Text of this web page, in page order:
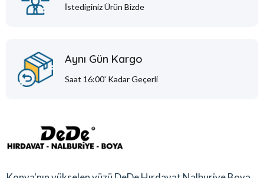
İstediginiz Ürün Bizde
Aynı Gün Kargo
Saat 16:00' Kadar Geçerli